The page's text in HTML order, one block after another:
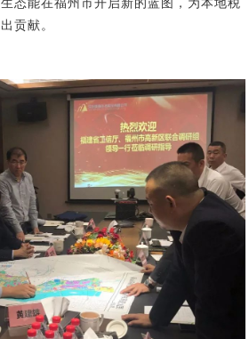
态能在福州市开启新的蓝图， 为本地税
贡献 。